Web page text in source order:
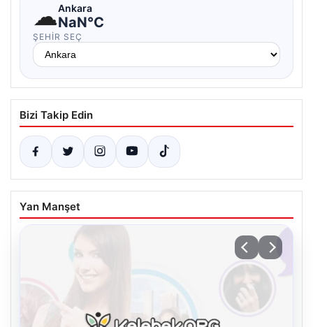
☁Ankara
NaN°C
ŞEHIR SEÇ
Bizi Takip Edin
Yan Manşet